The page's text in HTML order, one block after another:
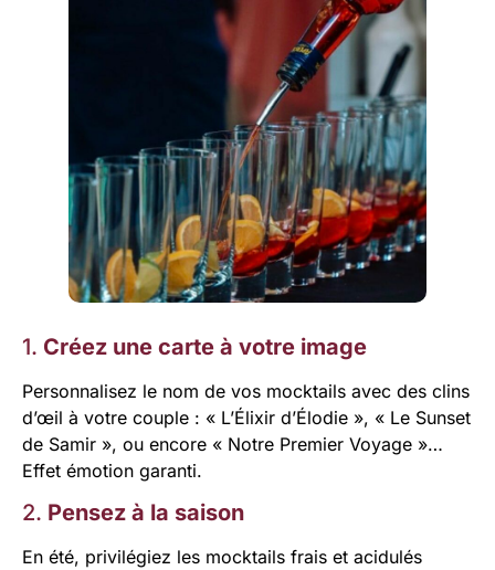
1. Créez une carte à votre image
Personnalisez le nom de vos mocktails avec des clins
d’œil à votre couple : « L’Élixir d’Élodie », « Le Sunset
de Samir », ou encore « Notre Premier Voyage »…
Effet émotion garanti.
2. Pensez à la saison
En été, privilégiez les mocktails frais et acidulés